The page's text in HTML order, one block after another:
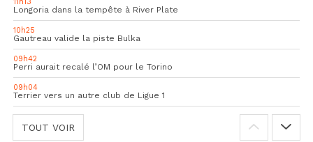
11h13
Longoria dans la tempête à River Plate
10h25
Gautreau valide la piste Bulka
09h42
Perri aurait recalé l’OM pour le Torino
09h04
Terrier vers un autre club de Ligue 1
TOUT VOIR